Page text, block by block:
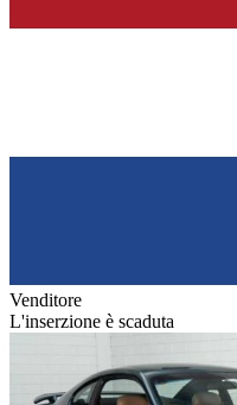
Venditore
L'inserzione è scaduta